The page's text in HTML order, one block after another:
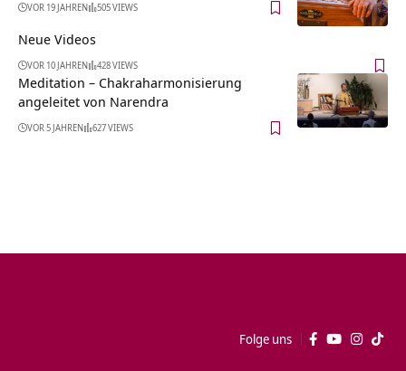
VOR 19 JAHREN 505 VIEWS
Neue Videos
VOR 10 JAHREN 428 VIEWS
Meditation – Chakraharmonisierung
angeleitet von Narendra
VOR 5 JAHREN 627 VIEWS
Folge uns